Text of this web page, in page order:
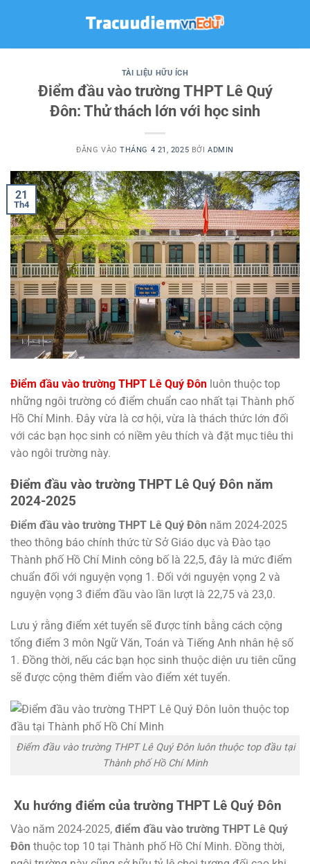
TÀI LIỆU HỮU ÍCH
Điểm đầu vào trường THPT Lê Quý
Đôn: Thử thách lớn với học sinh
ĐĂNG VÀOTHÁNG 4 21, 2025 BỞI ADMIN
21
Th4
Điểm đầu vào trường THPT Lê Quý Đôn luôn thuộc top
những ngôi trường có điểm chuẩn cao nhất tại Thành phố
Hồ Chí Minh. Đây vừa là cơ hội, vừa là thách thức lớn đối
với các bạn học sinh có niềm yêu thích và đặt mục tiêu thi
vào ngôi trường này.
Điểm đầu vào trường THPT Lê Quý Đôn năm
2024-2025
Điểm đầu vào trường THPT Lê Quý Đôn năm 2024-2025
theo thông báo chính thức từ Sở Giáo dục và Đào tạo
Thành phố Hồ Chí Minh công bố là 22,5, đây là mức điểm
chuẩn đối với nguyện vọng 1. Đối với nguyện vọng 2 và
nguyện vọng 3 điểm đầu vào lần lượt là 22,75 và 23,0.
Lưu ý rằng điểm xét tuyển sẽ được tính bằng cách cộng
tổng điểm 3 môn Ngữ Văn, Toán và Tiếng Anh nhân hệ số
1. Đồng thời, nếu các bạn học sinh thuộc diện ưu tiên cũng
sẽ được cộng thêm điểm vào điểm xét tuyển.
Điểm đầu vào trường THPT Lê Quý Đôn luôn thuộc top đầu tại
Thành phố Hồ Chí Minh
Xu hướng điểm của trường THPT Lê Quý Đôn
Vào năm 2024-2025, điểm đầu vào trường THPT Lê Quý
Đôn thuộc top 10 tại Thành phố Hồ Chí Minh. Đồng thời,